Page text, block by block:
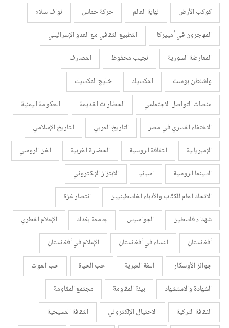
كوكب الأرض
نهاية العالم حركة حماس
نواف سلام
المهاجرون في أمييركا
التطبيع الثقافي مع العدو الإسرائيلي
المعارضة السورية
نجيب محفوظ
المصارف
واشنطن بوست
المكسيك
خليج المكسيك
منصات التواصل الاجتماعي
الحضارات القديمة
الحكومة اليمنية
الاختفاء القسري في مصر
التاريخ العربي
التاريخ الإسلامي
الإمبريالية
الثقافة الروسية الحضارة الغربية
الفن الروسي
السينما الروسية
اسبانيا
الابتزاز الإلكتروني
الاتحاد العام للكتّاب والأدباء الفلسطينيين
انتصار غزة
شهداء فلسطين
الجواسيس جامعة بغداد
الإعلام القطري
أفغانستان
النساء في أفغانستان
الإعلام في أفغانستان
جوائز الأوسكار
اللغة العبرية حب الحياة
حب الموت
الشهادة والاستشهاد
بيئة المقاومة
مجتمع المقاومة
الثقافة التركية
الاحتيال الإلكتروني
الثقافة المسيحية